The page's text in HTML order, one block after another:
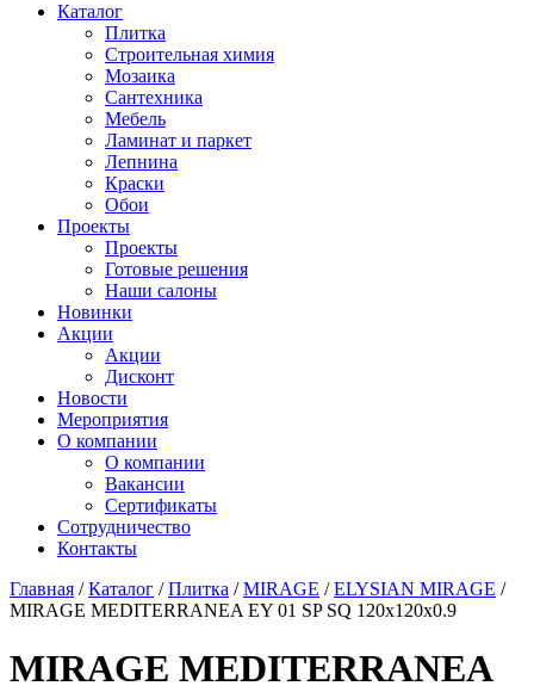
Каталог
Плитка
Строительная химия
Мозаика
Сантехника
Мебель
Ламинат и паркет
Лепнина
Краски
Обои
Проекты
Проекты
Готовые решения
Наши салоны
Новинки
Акции
Акции
Дисконт
Новости
Мероприятия
О компании
О компании
Вакансии
Сертификаты
Сотрудничество
Контакты
Главная /Каталог /Плитка /MIRAGE /ELYSIAN MIRAGE /
MIRAGE MEDITERRANEA EY 01 SP SQ 120х120x0.9
MIRAGE MEDITERRANEA